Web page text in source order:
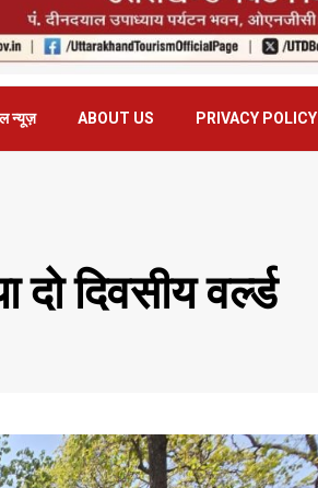
न्यूज़ ABOUT US PRIVACY POLICY
दिवसीय वर्ल्ड